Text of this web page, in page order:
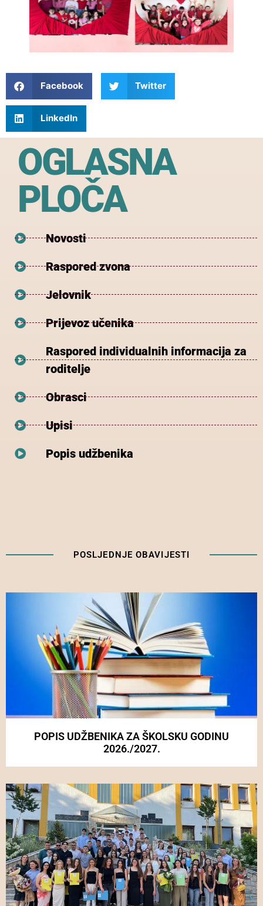
Facebook Twitter
LinkedIn
OGLASNA
PLOČA
Novosti
Raspored zvona
Jelovnik
Prijevoz učenika
Raspored individualnih informacija za
roditelje
Obrasci
Upisi
Popis udžbenika
POSLJEDNJE OBAVIJESTI
POPIS UDŽBENIKA ZA ŠKOLSKU GODINU
2026./2027.